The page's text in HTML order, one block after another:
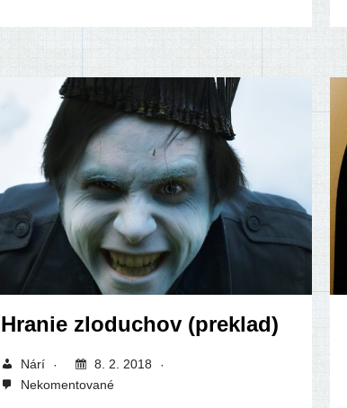
Hranie zloduchov (preklad)
Nárí
8. 2. 2018
Nekomentované